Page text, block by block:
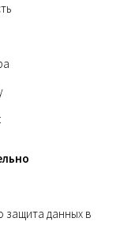
защита данных в